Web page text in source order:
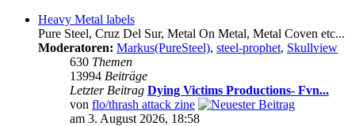
Heavy Metal labels
Pure Steel, Cruz Del Sur, Metal On Metal, Metal Coven etc...
Moderatoren: Markus(PureSteel), steel-prophet, Skullview
630 Themen
13994 Beiträge
Letzter Beitrag Dying Victims Productions- Fvn...
von flo/thrash attack zine
am 3. August 2026, 18:58